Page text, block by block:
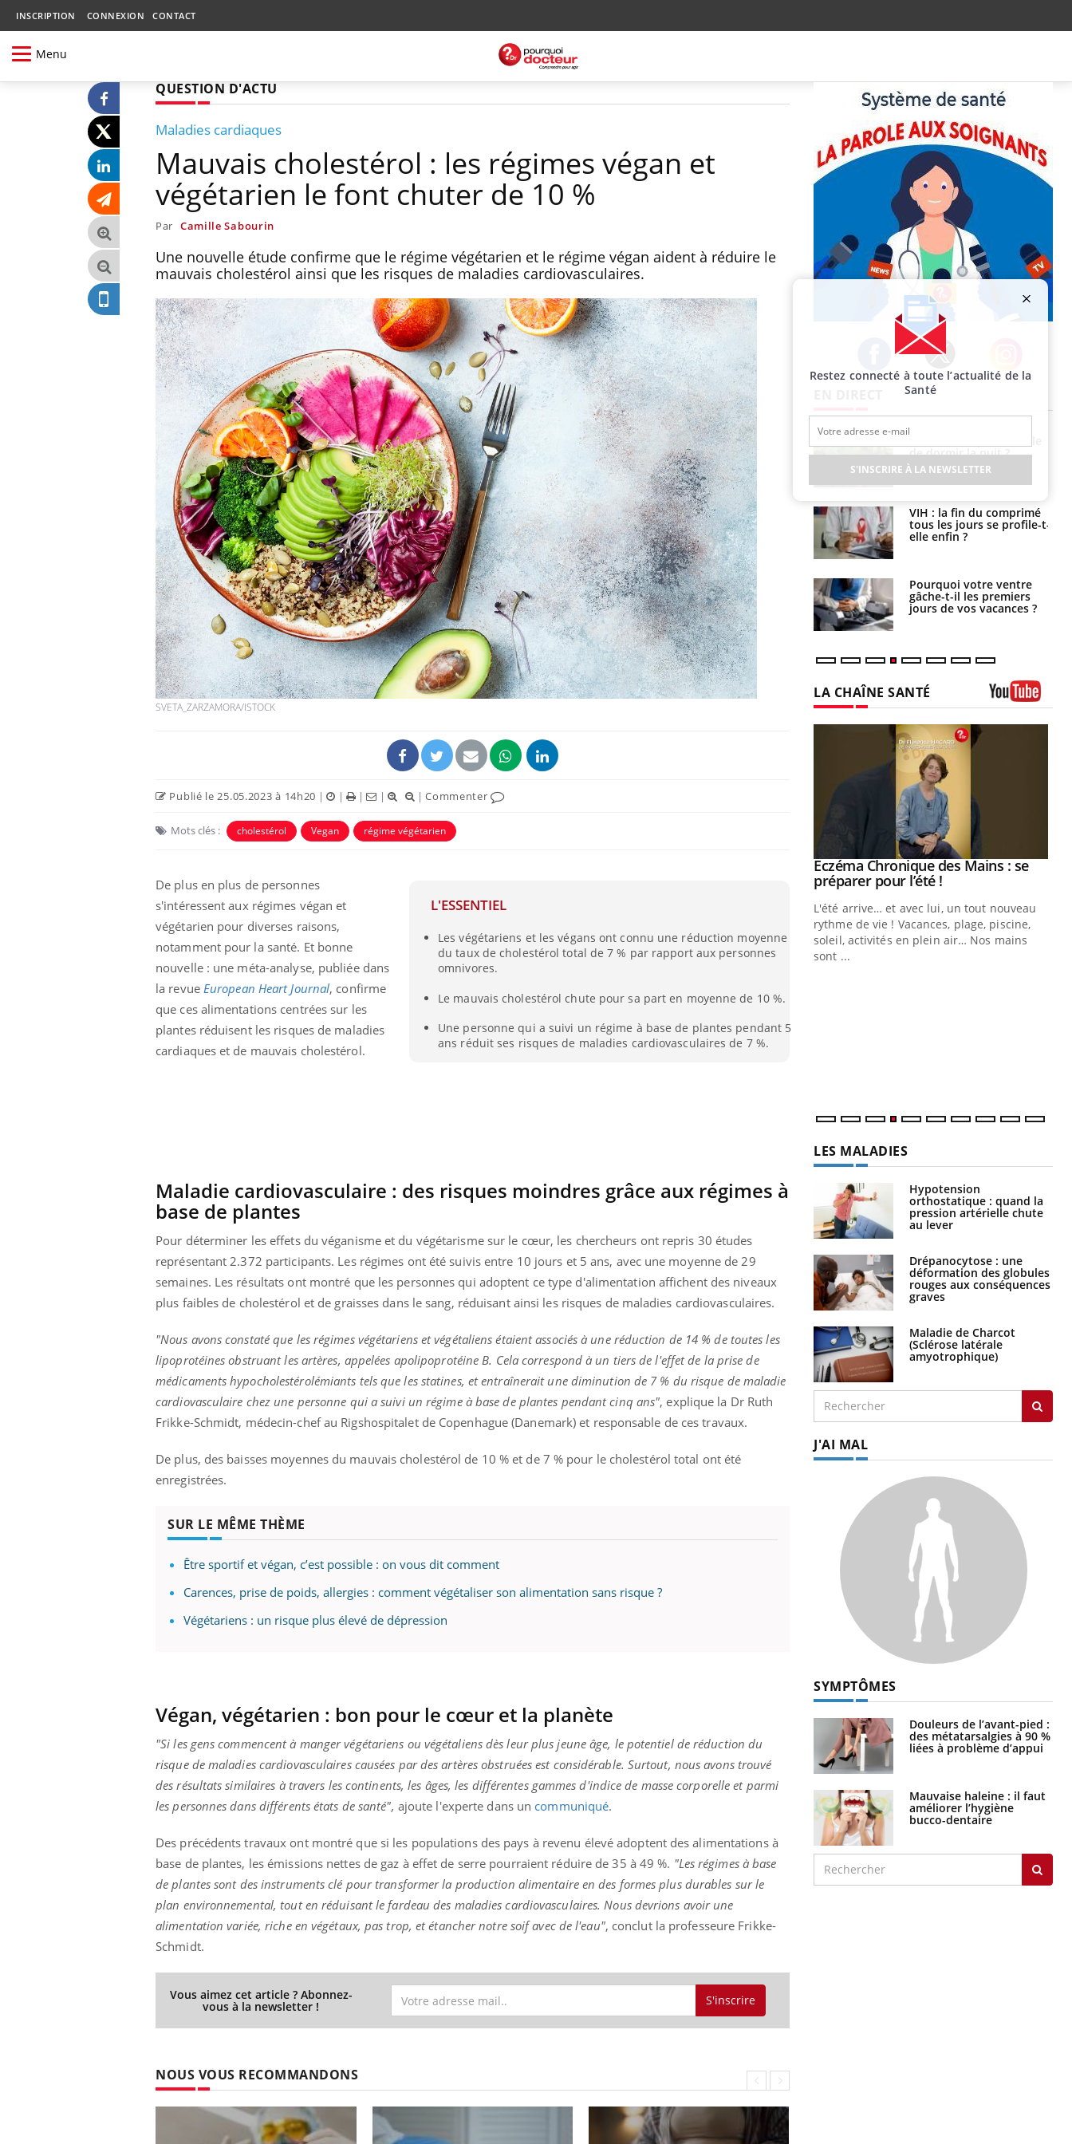
INSCRIPTION CONNEXION CONTACT
Menu
QUESTION D'ACTU
Maladies cardiaques
Mauvais cholestérol : les régimes végan et
végétarien le font chuter de 10 %
Par Camille Sabourin
Une nouvelle étude confirme que le régime végétarien et le régime végan aident à réduire le
mauvais cholestérol ainsi que les risques de maladies cardiovasculaires.
SVETA_ZARZAMORA/ISTOCK
Publié le 25.05.2023 à 14h20 | | | | |Commenter
Mots clés : cholestérol Vegan régime végétarien
L'ESSENTIEL
Les végétariens et les végans ont connu une réduction moyenne
du taux de cholestérol total de 7 % par rapport aux personnes
omnivores.
Le mauvais cholestérol chute pour sa part en moyenne de 10 %.
Une personne qui a suivi un régime à base de plantes pendant 5
ans réduit ses risques de maladies cardiovasculaires de 7 %.
De plus en plus de personnes
s'intéressent aux régimes végan et
végétarien pour diverses raisons,
notamment pour la santé. Et bonne
nouvelle : une méta-analyse, publiée dans
la revue European Heart Journal, confirme
que ces alimentations centrées sur les
plantes réduisent les risques de maladies
cardiaques et de mauvais cholestérol.
Maladie cardiovasculaire : des risques moindres grâce aux régimes à
base de plantes
Pour déterminer les effets du véganisme et du végétarisme sur le cœur, les chercheurs ont repris 30 études
représentant 2.372 participants. Les régimes ont été suivis entre 10 jours et 5 ans, avec une moyenne de 29
semaines. Les résultats ont montré que les personnes qui adoptent ce type d'alimentation affichent des niveaux
plus faibles de cholestérol et de graisses dans le sang, réduisant ainsi les risques de maladies cardiovasculaires.
"Nous avons constaté que les régimes végétariens et végétaliens étaient associés à une réduction de 14 % de toutes les
lipoprotéines obstruant les artères, appelées apolipoprotéine B. Cela correspond à un tiers de l'effet de la prise de
médicaments hypocholestérolémiants tels que les statines, et entraînerait une diminution de 7 % du risque de maladie
cardiovasculaire chez une personne qui a suivi un régime à base de plantes pendant cinq ans", explique la Dr Ruth
Frikke-Schmidt, médecin-chef au Rigshospitalet de Copenhague (Danemark) et responsable de ces travaux.
De plus, des baisses moyennes du mauvais cholestérol de 10 % et de 7 % pour le cholestérol total ont été
enregistrées.
SUR LE MÊME THÈME
Être sportif et végan, c’est possible : on vous dit comment
Carences, prise de poids, allergies : comment végétaliser son alimentation sans risque ?
Végétariens : un risque plus élevé de dépression
Végan, végétarien : bon pour le cœur et la planète
"Si les gens commencent à manger végétariens ou végétaliens dès leur plus jeune âge, le potentiel de réduction du
risque de maladies cardiovasculaires causées par des artères obstruées est considérable. Surtout, nous avons trouvé
des résultats similaires à travers les continents, les âges, les différentes gammes d'indice de masse corporelle et parmi
les personnes dans différents états de santé", ajoute l'experte dans un communiqué.
Des précédents travaux ont montré que si les populations des pays à revenu élevé adoptent des alimentations à
base de plantes, les émissions nettes de gaz à effet de serre pourraient réduire de 35 à 49 %. "Les régimes à base
de plantes sont des instruments clé pour transformer la production alimentaire en des formes plus durables sur le
plan environnemental, tout en réduisant le fardeau des maladies cardiovasculaires. Nous devrions avoir une
alimentation variée, riche en végétaux, pas trop, et étancher notre soif avec de l'eau", conclut la professeure Frikke-
Schmidt.
Vous aimez cet article ? Abonnez-
vous à la newsletter ! S'inscrire
NOUS VOUS RECOMMANDONS
Facebook Twitter Instagram
Hantavirus : un cas
détecté chez un touriste
en France
Mortalité infantile : un
rapport s’interroge sur
son taux élevé en France
Grossesse à risque : ce jus
naturel attire l'attention
des chercheurs
Comment oublier les
écrans en vacances ?
Toujours connectés :
comment le travail
empiète de plus en plus
sur nos soirées
Cancer colorectal : une
stratégie simple aurait
changé la donne au Pays
basque
Chikungunya, dengue,
West Nile : que se passe-
t-il dans le sud de la
France ?
Les médicaments GLP-1
protègent-ils aussi les os
?
Cytomégalovirus : ce qui
change dans la prise en
charge des femmes
enceintes
de dormir la nuit ?
VIH : la fin du comprimé
tous les jours se profile-t-
elle enfin ?
Pourquoi votre ventre
gâche-t-il les premiers
jours de vos vacances ?
LA CHAÎNE SANTÉ
expliquer ma maladieYoutube
Il y a des sujets qui sont faciles à aborder...
d'autres non ! D'un côté, poser des
questions sur la maladie d'un proche c'est
Fatigue, irritabilité, brouillard mental ou
même alopécie… Les symptômes de la
carence en fer sont multiples ce qui la rend
...
patients comme parfois chez les soignants.
Youtube
Eczéma Chronique des Mains : se
préparer pour l’été !Youtube
L'été arrive… et avec lui, un tout nouveau
rythme de vie ! Vacances, plage, piscine,
soleil, activités en plein air… Nos mains
sont ...
LES MALADIES
Hypotension
orthostatique : quand la
pression artérielle chute
au lever
Drépanocytose : une
déformation des globules
rouges aux conséquences
graves
Maladie de Charcot
(Sclérose latérale
amyotrophique)
J'AI MAL
SYMPTÔMES
Douleurs de l’avant-pied :
des métatarsalgies à 90 %
liées à problème d’appui
Mauvaise haleine : il faut
améliorer l’hygiène
bucco-dentaire
Restez connecté à toute l’actualité de la
Santé
S'INSCRIRE À LA NEWSLETTER